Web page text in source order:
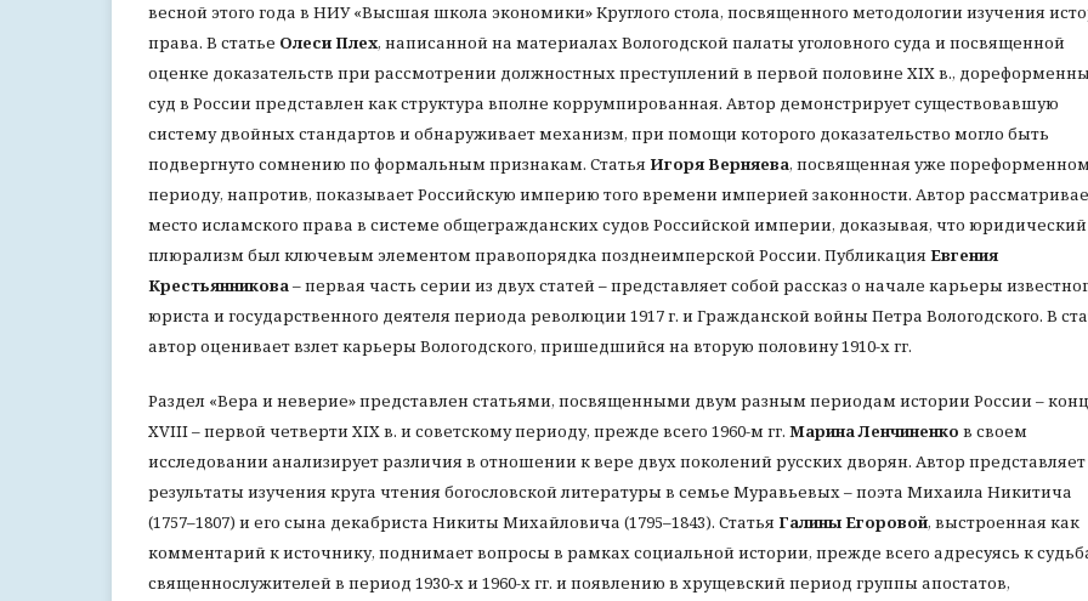
весной этого года в НИУ «Высшая школа экономики» Круглого стола, посвященного методологии изучения
права. В статье Олеси Плех, написанной на материалах Вологодской палаты уголовного суда и посвященной
оценке доказательств при рассмотрении должностных преступлений в первой половине XIX в.,
суд в России представлен как структура вполне коррумпированная. Автор демонстрирует существовавшую
систему двойных стандартов и обнаруживает механизм, при помощи которого доказательство могло быть
подвергнуто сомнению по формальным признакам. Статья Игоря Верняева, посвященная уже
периоду, напротив, показывает Российскую империю того времени империей законности. Автор
место исламского права в системе общегражданских судов Российской империи, доказывая, что юридический
плюрализм был ключевым элементом правопорядка позднеимперской России. Публикация Евгения
Крестьянникова– первая часть серии из двух статей –представляет собой рассказ о начале карьеры
юриста и государственного деятеля периода революции 1917 г. и Гражданской войны Петра Вологодского. В
автор оценивает взлет карьеры Вологодского, пришедшийся на вторую половину 1910-х гг.
Раздел «Вера и неверие» представлен статьями, посвященными двум разным периодам истории России –
XVIII – первой четверти XIX в. и советскому периоду, прежде всего 1960-м гг. Марина Ленчиненко в своем
исследовании анализирует различия в отношении к вере двух поколений русских дворян. Автор представляет
результаты изучения круга чтения богословской литературы в семье Муравьевых – поэта Михаила Никитича
(1757–1807) и его сына декабриста Никиты Михайловича (1795–1843). Статья Галины Егоровой, выстроенная как
комментарий к источнику, поднимает вопросы в рамках социальной истории, прежде всего адресуясь к
священнослужителей в период 1930-х и 1960-х гг. и появлению в хрущевский период группы апостатов,